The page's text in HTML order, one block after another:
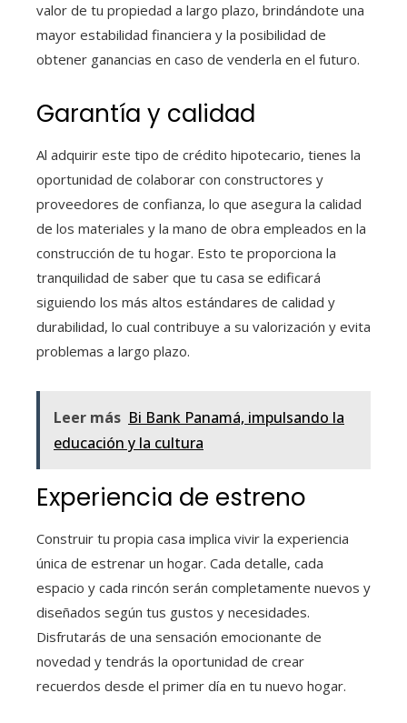
valor de tu propiedad a largo plazo, brindándote una
mayor estabilidad financiera y la posibilidad de
obtener ganancias en caso de venderla en el futuro.
Garantía y calidad
Al adquirir este tipo de crédito hipotecario, tienes la
oportunidad de colaborar con constructores y
proveedores de confianza, lo que asegura la calidad
de los materiales y la mano de obra empleados en la
construcción de tu hogar. Esto te proporciona la
tranquilidad de saber que tu casa se edificará
siguiendo los más altos estándares de calidad y
durabilidad, lo cual contribuye a su valorización y evita
problemas a largo plazo.
Leer más Bi Bank Panamá, impulsando la
educación y la cultura
Experiencia de estreno
Construir tu propia casa implica vivir la experiencia
única de estrenar un hogar. Cada detalle, cada
espacio y cada rincón serán completamente nuevos y
diseñados según tus gustos y necesidades.
Disfrutarás de una sensación emocionante de
novedad y tendrás la oportunidad de crear
recuerdos desde el primer día en tu nuevo hogar.